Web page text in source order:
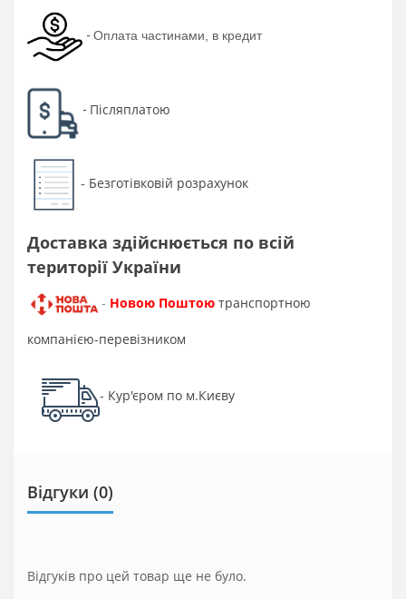
- Оплата частинами, в кредит
- Післяплатою
- Безготівковій розрахунок
Доставка здійснюється по всій
території України
- Новою Поштою транспортною
компанією-перевізником
- Кур'єром по м.Києву
Відгуки (0)
Відгуків про цей товар ще не було.